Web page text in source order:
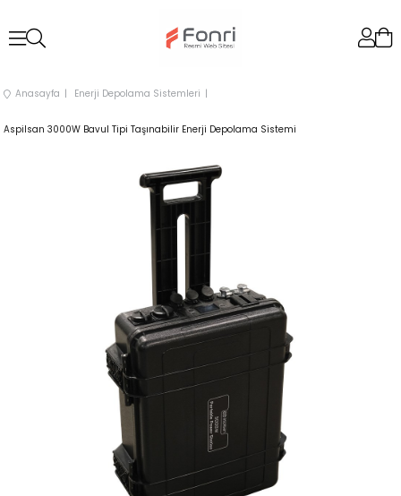
Anasayfa Enerji Depolama Sistemleri
Aspilsan 3000W Bavul Tipi Taşınabilir Enerji Depolama Sistemi